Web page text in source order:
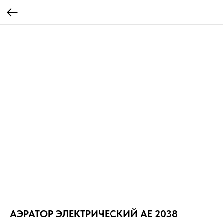
АЭРАТОР ЭЛЕКТРИЧЕСКИЙ AE 2038